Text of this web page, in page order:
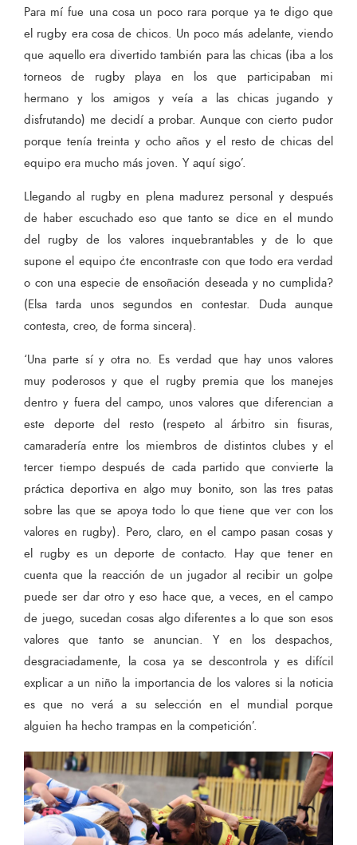
Para mí fue una cosa un poco rara porque ya te digo que
el rugby era cosa de chicos. Un poco más adelante, viendo
que aquello era divertido también para las chicas (iba a los
torneos de rugby playa en los que participaban mi
hermano y los amigos y veía a las chicas jugando y
disfrutando) me decidí a probar. Aunque con cierto pudor
porque tenía treinta y ocho años y el resto de chicas del
equipo era mucho más joven. Y aquí sigo’.
Llegando al rugby en plena madurez personal y después
de haber escuchado eso que tanto se dice en el mundo
del rugby de los valores inquebrantables y de lo que
supone el equipo ¿te encontraste con que todo era verdad
o con una especie de ensoñación deseada y no cumplida?
(Elsa tarda unos segundos en contestar. Duda aunque
contesta, creo, de forma sincera).
‘Una parte sí y otra no. Es verdad que hay unos valores
muy poderosos y que el rugby premia que los manejes
dentro y fuera del campo, unos valores que diferencian a
este deporte del resto (respeto al árbitro sin fisuras,
camaradería entre los miembros de distintos clubes y el
tercer tiempo después de cada partido que convierte la
práctica deportiva en algo muy bonito, son las tres patas
sobre las que se apoya todo lo que tiene que ver con los
valores en rugby). Pero, claro, en el campo pasan cosas y
el rugby es un deporte de contacto. Hay que tener en
cuenta que la reacción de un jugador al recibir un golpe
puede ser dar otro y eso hace que, a veces, en el campo
de juego, sucedan cosas algo diferentes a lo que son esos
valores que tanto se anuncian. Y en los despachos,
desgraciadamente, la cosa ya se descontrola y es difícil
explicar a un niño la importancia de los valores si la noticia
es que no verá a su selección en el mundial porque
alguien ha hecho trampas en la competición’.